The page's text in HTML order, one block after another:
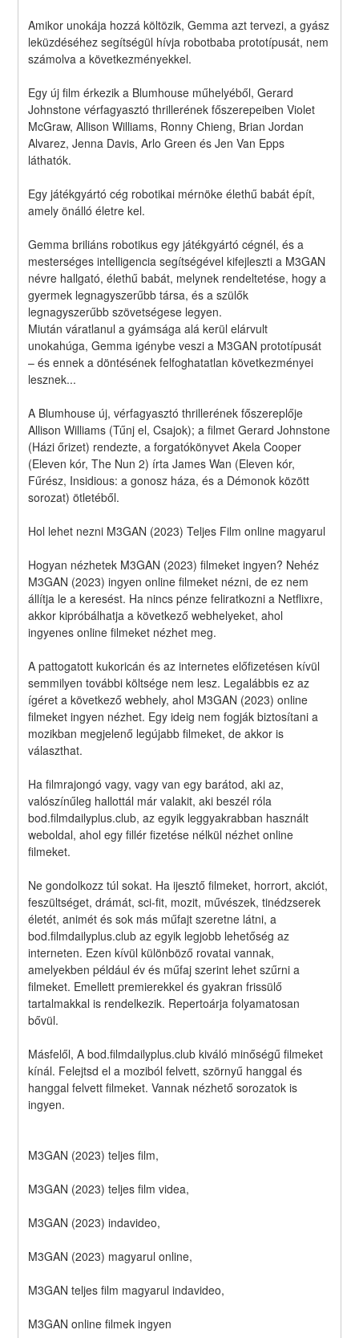
Amikor unokája hozzá költözik, Gemma azt tervezi, a gyász
leküzdéséhez segítségül hívja robotbaba prototípusát, nem
számolva a következményekkel.
Egy új film érkezik a Blumhouse műhelyéből, Gerard
Johnstone vérfagyasztó thrillerének főszerepeiben Violet
McGraw, Allison Williams, Ronny Chieng, Brian Jordan
Alvarez, Jenna Davis, Arlo Green és Jen Van Epps
láthatók.
Egy játékgyártó cég robotikai mérnöke élethű babát épít,
amely önálló életre kel.
Gemma briliáns robotikus egy játékgyártó cégnél, és a
mesterséges intelligencia segítségével kifejleszti a M3GAN
névre hallgató, élethű babát, melynek rendeltetése, hogy a
gyermek legnagyszerűbb társa, és a szülők
legnagyszerűbb szövetségese legyen.
Miután váratlanul a gyámsága alá kerül elárvult
unokahúga, Gemma igénybe veszi a M3GAN prototípusát
– és ennek a döntésének felfoghatatlan következményei
lesznek...
A Blumhouse új, vérfagyasztó thrillerének főszereplője
Allison Williams (Tűnj el, Csajok); a filmet Gerard Johnstone
(Házi őrizet) rendezte, a forgatókönyvet Akela Cooper
(Eleven kór, The Nun 2) írta James Wan (Eleven kór,
Fűrész, Insidious: a gonosz háza, és a Démonok között
sorozat) ötletéből.
Hol lehet nezni M3GAN (2023) Teljes Film online magyarul
Hogyan nézhetek M3GAN (2023) filmeket ingyen? Nehéz
M3GAN (2023) ingyen online filmeket nézni, de ez nem
állítja le a keresést. Ha nincs pénze feliratkozni a Netflixre,
akkor kipróbálhatja a következő webhelyeket, ahol
ingyenes online filmeket nézhet meg.
A pattogatott kukoricán és az internetes előfizetésen kívül
semmilyen további költsége nem lesz. Legalábbis ez az
ígéret a következő webhely, ahol M3GAN (2023) online
filmeket ingyen nézhet. Egy ideig nem fogják biztosítani a
mozikban megjelenő legújabb filmeket, de akkor is
választhat.
Ha filmrajongó vagy, vagy van egy barátod, aki az,
valószínűleg hallottál már valakit, aki beszél róla
bod.filmdailyplus.club, az egyik leggyakrabban használt
weboldal, ahol egy fillér fizetése nélkül nézhet online
filmeket.
Ne gondolkozz túl sokat. Ha ijesztő filmeket, horrort, akciót,
feszültséget, drámát, sci-fit, mozit, művészek, tinédzserek
életét, animét és sok más műfajt szeretne látni, a
bod.filmdailyplus.club az egyik legjobb lehetőség az
interneten. Ezen kívül különböző rovatai vannak,
amelyekben például év és műfaj szerint lehet szűrni a
filmeket. Emellett premierekkel és gyakran frissülő
tartalmakkal is rendelkezik. Repertoárja folyamatosan
bővül.
Másfelől, A bod.filmdailyplus.club kiváló minőségű filmeket
kínál. Felejtsd el a moziból felvett, szörnyű hanggal és
hanggal felvett filmeket. Vannak nézhető sorozatok is
ingyen.
M3GAN (2023) teljes film,
M3GAN (2023) teljes film videa,
M3GAN (2023) indavideo,
M3GAN (2023) magyarul online,
M3GAN teljes film magyarul indavideo,
M3GAN online filmek ingyen